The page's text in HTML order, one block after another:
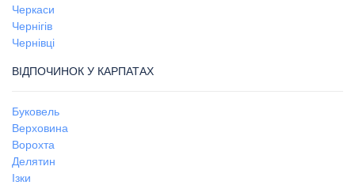
Черкаси
Чернігів
Чернівці
ВІДПОЧИНОК У КАРПАТАХ
Буковель
Верховина
Ворохта
Делятин
Ізки